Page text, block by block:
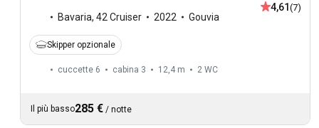
Bavaria, 42 Cruiser 2022 Gouvia
4,61 (7)
Skipper opzionale
cuccette 6 cabina 3 12,4 m 2 WC
Il più basso285 € / notte